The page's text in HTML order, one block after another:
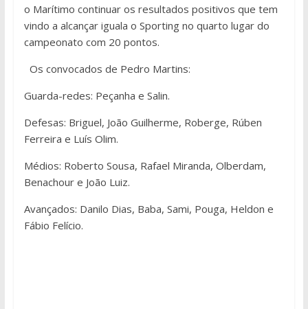
o Marítimo continuar os resultados positivos que tem
vindo a alcançar iguala o Sporting no quarto lugar do
campeonato com 20 pontos.
Os convocados de Pedro Martins:
Guarda-redes: Peçanha e Salin.
Defesas: Briguel, João Guilherme, Roberge, Rúben
Ferreira e Luís Olim.
Médios: Roberto Sousa, Rafael Miranda, Olberdam,
Benachour e João Luiz.
Avançados: Danilo Dias, Baba, Sami, Pouga, Heldon e
Fábio Felício.